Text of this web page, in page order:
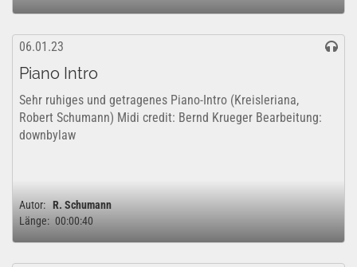
06.01.23
Piano Intro
Sehr ruhiges und getragenes Piano-Intro (Kreisleriana,
Robert Schumann) Midi credit: Bernd Krueger Bearbeitung:
downbylaw
Autor: R. Schumann
Länge: 00:00:40